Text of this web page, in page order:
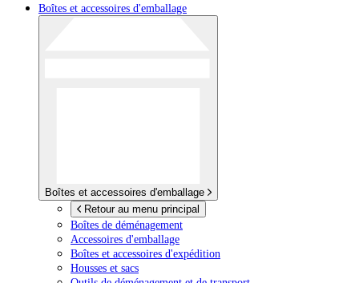
Boîtes et accessoires d'emballage
Boîtes et accessoires d'emballage
Retour au menu principal
Boîtes de déménagement
Accessoires d'emballage
Boîtes et accessoires d'expédition
Housses et sacs